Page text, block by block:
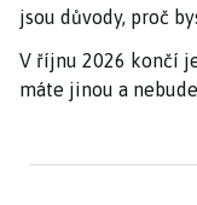
jsou důvody, proč
V říjnu 2026 končí
máte jinou a